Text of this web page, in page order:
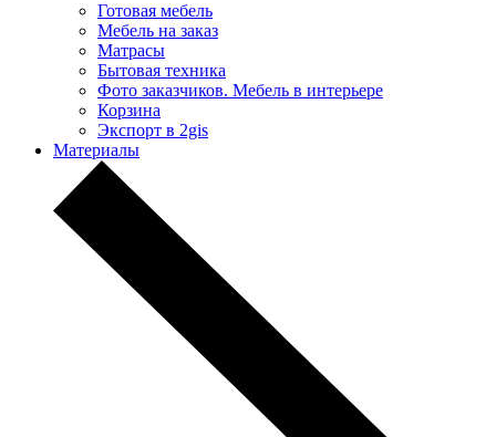
Готовая мебель
Мебель на заказ
Матрасы
Бытовая техника
Фото заказчиков. Мебель в интерьере
Корзина
Экспорт в 2gis
Материалы